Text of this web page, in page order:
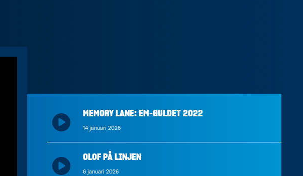
MEMORY LANE: EM-GULDET 2022
14 januari 2026
OLOF PÅ LINJEN
6 januari 2026